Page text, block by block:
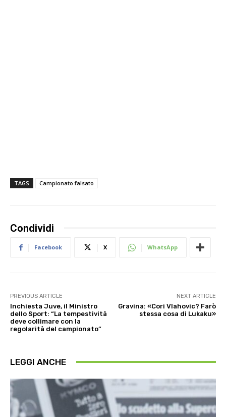
TAGS Campionato falsato
Condividi
Facebook X WhatsApp
PREVIOUS ARTICLE
Inchiesta Juve, il Ministro
dello Sport: “La tempestività
deve collimare con la
regolarità del campionato”
NEXT ARTICLE
Gravina: «Cori Vlahovic? Farò
stessa cosa di Lukaku»
LEGGI ANCHE